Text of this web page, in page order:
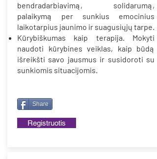
bendradarbiavimą, solidarumą,
palaikymą per sunkius emocinius
laikotarpius jaunimo ir suagusiųjų tarpe.
Kūrybiškumas kaip terapija. Mokyti
naudoti kūrybines veiklas, kaip būdą
išreikšti savo jausmus ir susidoroti su
sunkiomis situacijomis.
Share
Registruotis